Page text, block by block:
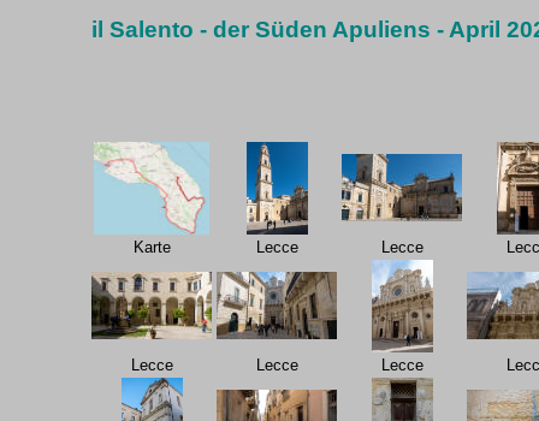
il Salento - der Süden Apuliens - April
Karte Lecce Lecce
Lecce Lecce Lecce